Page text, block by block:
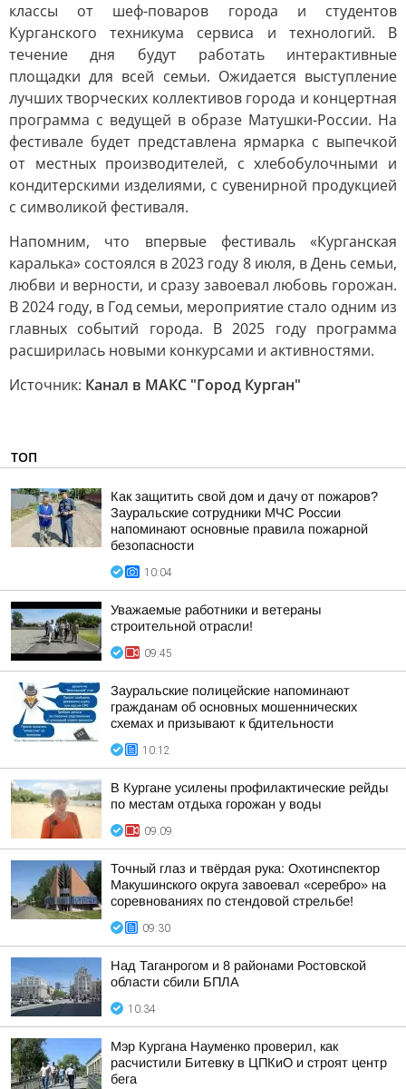
классы от шеф-поваров города и студентов
Курганского техникума сервиса и технологий. В
течение дня будут работать интерактивные
площадки для всей семьи. Ожидается выступление
лучших творческих коллективов города и концертная
программа с ведущей в образе Матушки-России. На
фестивале будет представлена ярмарка с выпечкой
от местных производителей, с хлебобулочными и
кондитерскими изделиями, с сувенирной продукцией
с символикой фестиваля.
Напомним, что впервые фестиваль «Курганская
каралька» состоялся в 2023 году 8 июля, в День семьи,
любви и верности, и сразу завоевал любовь горожан.
В 2024 году, в Год семьи, мероприятие стало одним из
главных событий города. В 2025 году программа
расширилась новыми конкурсами и активностями.
Источник: Канал в МАКС "Город Курган"
ТОП
Как защитить свой дом и дачу от пожаров?
Зауральские сотрудники МЧС России
напоминают основные правила пожарной
безопасности
10:04
Уважаемые работники и ветераны
строительной отрасли!
09:45
Зауральские полицейские напоминают
гражданам об основных мошеннических
схемах и призывают к бдительности
10:12
В Кургане усилены профилактические рейды
по местам отдыха горожан у воды
09:09
Точный глаз и твёрдая рука: Охотинспектор
Макушинского округа завоевал «серебро» на
соревнованиях по стендовой стрельбе!
09:30
Над Таганрогом и 8 районами Ростовской
области сбили БПЛА
10:34
Мэр Кургана Науменко проверил, как
расчистили Битевку в ЦПКиО и строят центр
бега